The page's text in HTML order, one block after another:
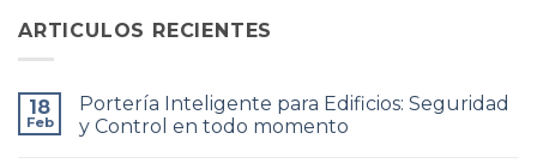
ARTICULOS RECIENTES
18
Feb
Portería Inteligente para Edificios: Seguridad
y Control en todo momento